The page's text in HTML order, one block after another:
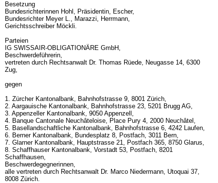
Besetzung
Bundesrichterinnen Hohl, Präsidentin, Escher,
Bundesrichter Meyer L., Marazzi, Herrmann,
Gerichtsschreiber Möckli.
Parteien
IG SWISSAIR-OBLIGATIONÄRE GmbH,
Beschwerdeführerin,
vertreten durch Rechtsanwalt Dr. Thomas Rüede, Neugasse 14, 6300
Zug,
gegen
1. Zürcher Kantonalbank, Bahnhofstrasse 9, 8001 Zürich,
2. Aargauische Kantonalbank, Bahnhofstrasse 23, 5201 Brugg AG,
3. Appenzeller Kantonalbank, 9050 Appenzell,
4. Banque Cantonale Neuchâteloise, Place Pury 4, 2000 Neuchâtel,
5. Basellandschaftliche Kantonalbank, Bahnhofstrasse 6, 4242 Laufen,
6. Berner Kantonalbank, Bundesplatz 8, Postfach, 3011 Bern,
7. Glarner Kantonalbank, Hauptstrasse 21, Postfach 365, 8750 Glarus,
8. Schaffhauser Kantonalbank, Vorstadt 53, Postfach, 8201
Schaffhausen,
Beschwerdegegnerinnen,
alle vertreten durch Rechtsanwalt Dr. Marco Niedermann, Utoquai 37,
8008 Zürich.